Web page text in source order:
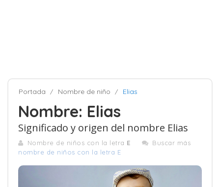
Portada Nombre de niño Elias
Nombre: Elias
Significado y origen del nombre Elias
Nombre de niños con la letra E
Buscar más
nombre de niños con la letra E